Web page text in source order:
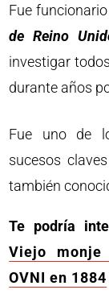
Fue
de Reino
investigar todos
durante años
Fue uno de
sucesos
también
Te podría
Viejo monje
OVNI en 1884